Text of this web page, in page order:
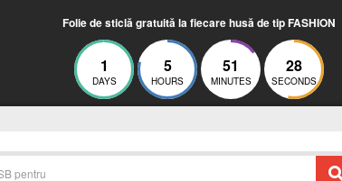
Folie de sticlă gratuită la fiecare husă de tip FASHION
1
DAYS
5
HOURS
51
MINUTES
28
SECONDS